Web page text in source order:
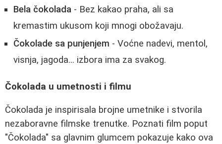
Bela čokolada - Bez kakao praha, ali sa
kremastim ukusom koji mnogi obožavaju.
Čokolade sa punjenjem - Voćne nadevi, mentol,
visnja, jagoda... izbora ima za svakog.
Čokolada u umetnosti i filmu
Čokolada je inspirisala brojne umetnike i stvorila
nezaboravne filmske trenutke. Poznati film poput
"Čokolada" sa glavnim glumcem pokazuje kako ova